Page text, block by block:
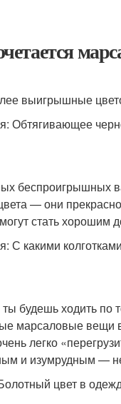
выигрышные
Обтягивающее
беспроигрышных
— они
стать хорошим
С какими
ты будешь ходить
марсаловые вещи
легко
и изумрудным —
цвет в